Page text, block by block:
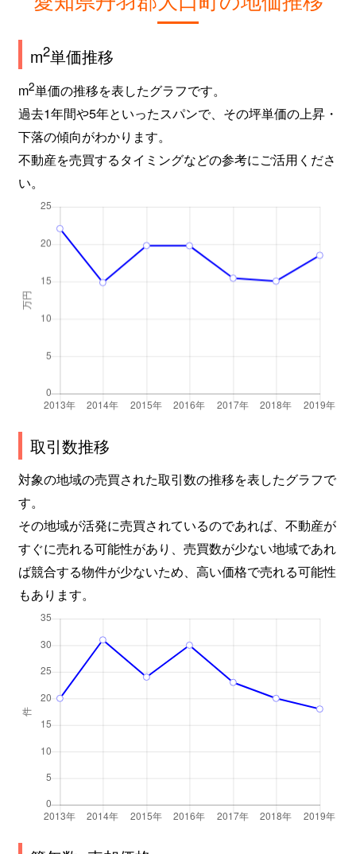
m2単価推移
m2単価の推移を表したグラフです。
過去1年間や5年といったスパンで、その坪単価の上昇・
下落の傾向がわかります。
不動産を売買するタイミングなどの参考にご活用くださ
い。
取引数推移
対象の地域の売買された取引数の推移を表したグラフで
す。
その地域が活発に売買されているのであれば、不動産が
すぐに売れる可能性があり、売買数が少ない地域であれ
ば競合する物件が少ないため、高い価格で売れる可能性
もあります。